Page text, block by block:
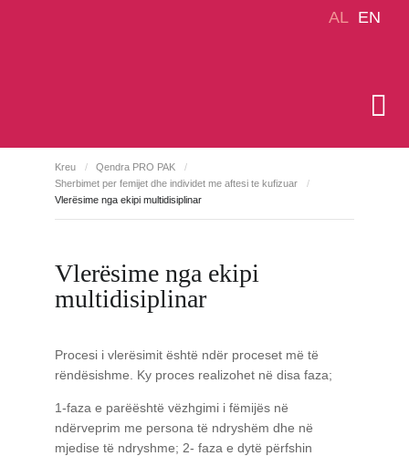
Kreu / Qendra PRO PAK
/
Sherbimet per femijet dhe individet me aftesi te kufizuar
/
Vlerësime nga ekipi multidisiplinar
Vlerësime nga ekipi
multidisiplinar
Procesi i vlerësimit është ndër proceset më të
rëndësishme. Ky proces realizohet në disa faza;
1-faza e parëështë vëzhgimi i fëmijës në
ndërveprim me persona të ndryshëm dhe në
mjedise të ndryshme; 2- faza e dytë përfshin
AL EN